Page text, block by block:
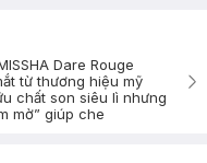
Dare Rouge
từ thương hiệu mỹ
chất son siêu lì nhưng
mờ” giúp che